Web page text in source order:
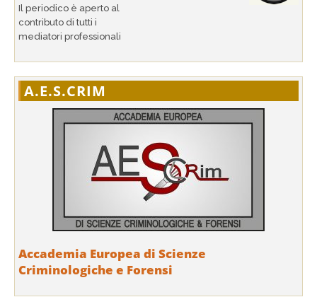
Il periodico è aperto al
contributo di tutti i
mediatori professionali
A.E.S.CRIM
Accademia Europea di Scienze
Criminologiche e Forensi